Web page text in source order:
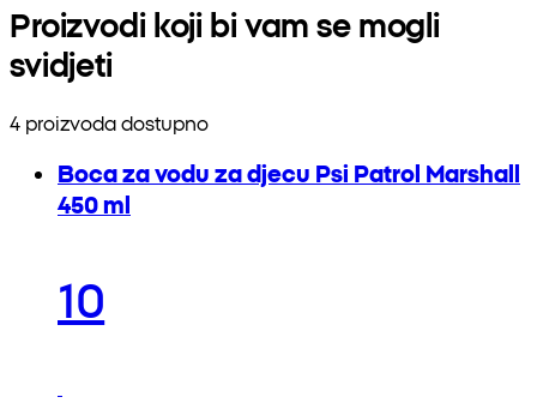
Proizvodi koji bi vam se mogli
svidjeti
4 proizvoda dostupno
Boca za vodu za djecu Psi Patrol Marshall
450 ml
10